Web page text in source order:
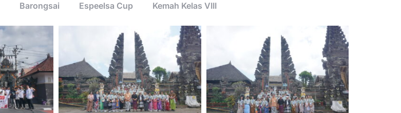
Barongsai Espeelsa Cup Kemah Kelas VIII